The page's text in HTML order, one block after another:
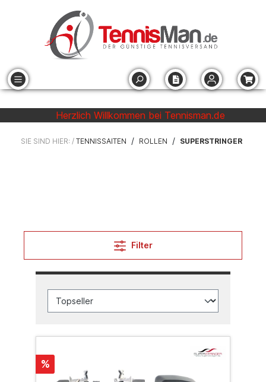
Herzlich Willkommen bei Tennisman.de
SIE SIND HIER: / TENNISSAITEN / ROLLEN / SUPERSTRINGER
Filter
%